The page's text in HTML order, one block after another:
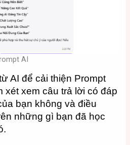
AI
AI để cải thiện Prompt
xét xem câu trả lời có đáp
bạn không và điều
những gì bạn đã học